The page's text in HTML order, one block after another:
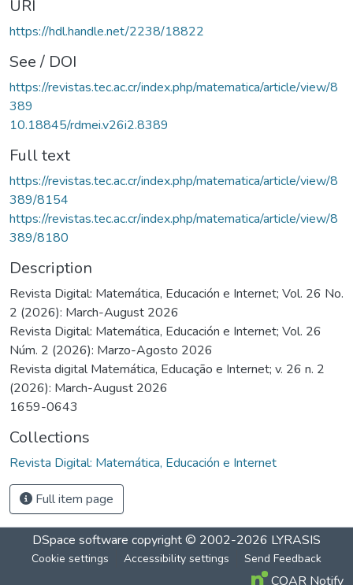
URI
https://hdl.handle.net/2238/18822
See / DOI
https://revistas.tec.ac.cr/index.php/matematica/article/view/8
389
10.18845/rdmei.v26i2.8389
Full text
https://revistas.tec.ac.cr/index.php/matematica/article/view/8
389/8154
https://revistas.tec.ac.cr/index.php/matematica/article/view/8
389/8180
Description
Revista Digital: Matemática, Educación e Internet; Vol. 26 No.
2 (2026): March-August 2026
Revista Digital: Matemática, Educación e Internet; Vol. 26
Núm. 2 (2026): Marzo-Agosto 2026
Revista digital Matemática, Educação e Internet; v. 26 n. 2
(2026): March-August 2026
1659-0643
Collections
Revista Digital: Matemática, Educación e Internet
Full item page
DSpace software copyright © 2002-2026 LYRASIS
Cookie settings Accessibility settings Send Feedback
COAR Notify